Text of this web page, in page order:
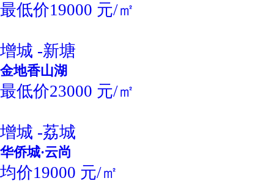
最低价19000 元/㎡
增城 -新塘
金地香山湖
最低价23000 元/㎡
增城 -荔城
华侨城·云尚
均价19000 元/㎡